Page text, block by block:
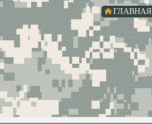
ГЛАВНАЯ